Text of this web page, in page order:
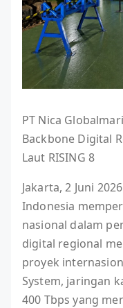
PT Nica
Backbone Digital
Laut RISING 8
Jakarta, 2 Juni
Indonesia
nasional dalam
digital regional
proyek
System, jaringan
400 Tbps yang